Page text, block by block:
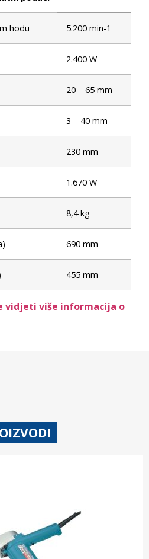
hodu 5.200 min-1
2.400 W
20 – 65 mm
3 – 40 mm
230 mm
1.670 W
8,4 kg
690 mm
455 mm
vidjeti više informacija o